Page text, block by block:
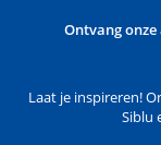
Ontvang
Laat je inspireren!
Siblu